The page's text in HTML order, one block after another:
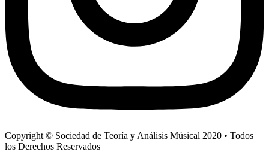
Copyright © Sociedad de Teoría y Análisis Músical 2020 • Todos
los Derechos Reservados